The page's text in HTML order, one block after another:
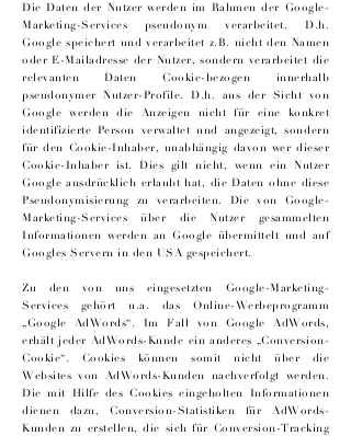
Die Daten der Nutzer werden im Rahmen der Google-
Marketing-Services pseudonym verarbeitet. D.h.
Google speichert und verarbeitet z.B. nicht den Namen
oder E-Mailadresse der Nutzer, sondern verarbeitet die
relevanten Daten Cookie-bezogen innerhalb
pseudonymer Nutzer-Profile. D.h. aus der Sicht von
Google werden die Anzeigen nicht für eine konkret
identifizierte Person verwaltet und angezeigt, sondern
für den Cookie-Inhaber, unabhängig davon wer dieser
Cookie-Inhaber ist. Dies gilt nicht, wenn ein Nutzer
Google ausdrücklich erlaubt hat, die Daten ohne diese
Pseudonymisierung zu verarbeiten. Die von Google-
Marketing-Services über die Nutzer gesammelten
Informationen werden an Google übermittelt und auf
Googles Servern in den USA gespeichert.
Zu den von uns eingesetzten Google-Marketing-
Services gehört u.a. das Online-Werbeprogramm
„Google AdWords“. Im Fall von Google AdWords,
erhält jeder AdWords-Kunde ein anderes „Conversion-
Cookie“. Cookies können somit nicht über die
Websites von AdWords-Kunden nachverfolgt werden.
Die mit Hilfe des Cookies eingeholten Informationen
dienen dazu, Conversion-Statistiken für AdWords-
Kunden zu erstellen, die sich für Conversion-Tracking